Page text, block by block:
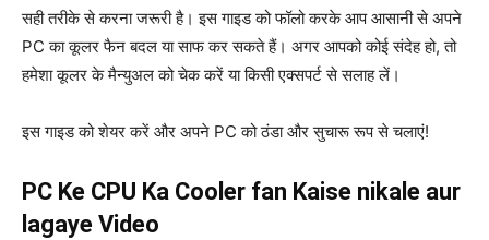
सही तरीके से करना जरूरी है। इस गाइड को फॉलो करके आप आसानी से अपने
PC का कूलर फैन बदल या साफ कर सकते हैं। अगर आपको कोई संदेह हो, तो
हमेशा कूलर के मैन्युअल को चेक करें या किसी एक्सपर्ट से सलाह लें।
इस गाइड को शेयर करें और अपने PC को ठंडा और सुचारू रूप से चलाएं!
PC Ke CPU Ka Cooler fan Kaise nikale aur
lagaye Video